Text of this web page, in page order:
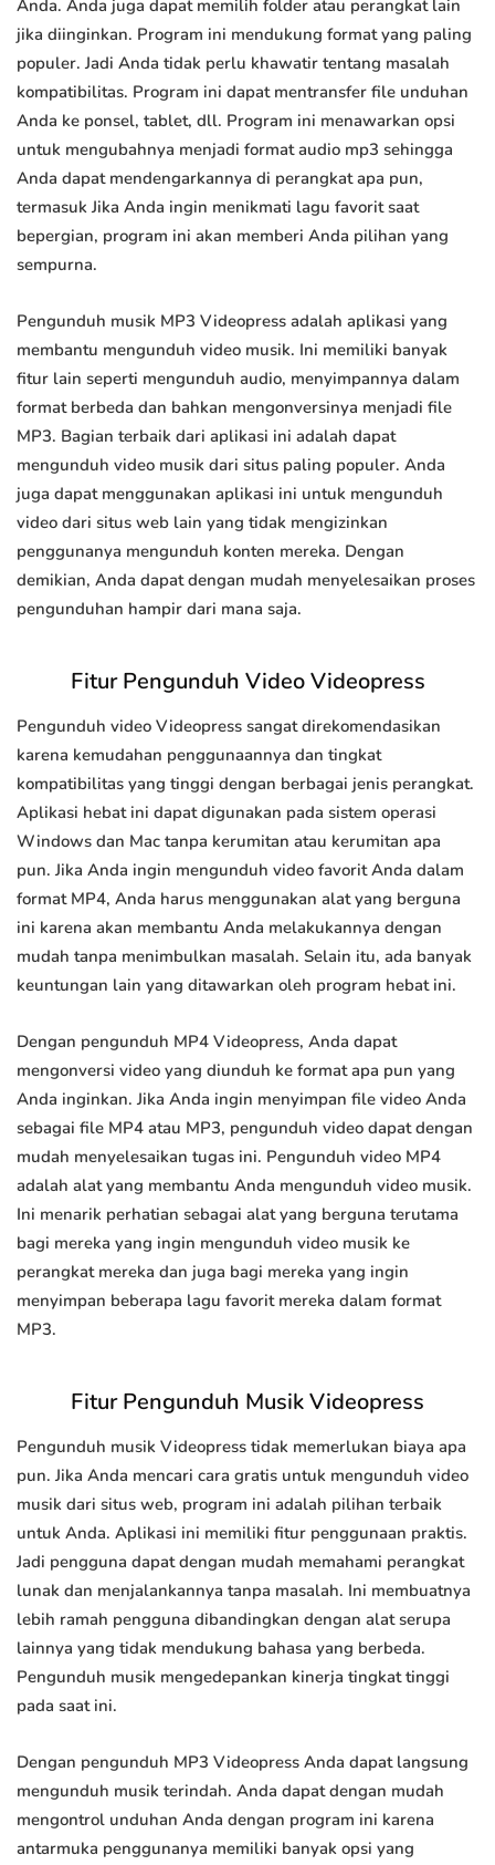
Anda. Anda juga dapat memilih folder atau perangkat lain
jika diinginkan. Program ini mendukung format yang paling
populer. Jadi Anda tidak perlu khawatir tentang masalah
kompatibilitas. Program ini dapat mentransfer file unduhan
Anda ke ponsel, tablet, dll. Program ini menawarkan opsi
untuk mengubahnya menjadi format audio mp3 sehingga
Anda dapat mendengarkannya di perangkat apa pun,
termasuk Jika Anda ingin menikmati lagu favorit saat
bepergian, program ini akan memberi Anda pilihan yang
sempurna.
Pengunduh musik MP3 Videopress adalah aplikasi yang
membantu mengunduh video musik. Ini memiliki banyak
fitur lain seperti mengunduh audio, menyimpannya dalam
format berbeda dan bahkan mengonversinya menjadi file
MP3. Bagian terbaik dari aplikasi ini adalah dapat
mengunduh video musik dari situs paling populer. Anda
juga dapat menggunakan aplikasi ini untuk mengunduh
video dari situs web lain yang tidak mengizinkan
penggunanya mengunduh konten mereka. Dengan
demikian, Anda dapat dengan mudah menyelesaikan proses
pengunduhan hampir dari mana saja.
Fitur Pengunduh Video Videopress
Pengunduh video Videopress sangat direkomendasikan
karena kemudahan penggunaannya dan tingkat
kompatibilitas yang tinggi dengan berbagai jenis perangkat.
Aplikasi hebat ini dapat digunakan pada sistem operasi
Windows dan Mac tanpa kerumitan atau kerumitan apa
pun. Jika Anda ingin mengunduh video favorit Anda dalam
format MP4, Anda harus menggunakan alat yang berguna
ini karena akan membantu Anda melakukannya dengan
mudah tanpa menimbulkan masalah. Selain itu, ada banyak
keuntungan lain yang ditawarkan oleh program hebat ini.
Dengan pengunduh MP4 Videopress, Anda dapat
mengonversi video yang diunduh ke format apa pun yang
Anda inginkan. Jika Anda ingin menyimpan file video Anda
sebagai file MP4 atau MP3, pengunduh video dapat dengan
mudah menyelesaikan tugas ini. Pengunduh video MP4
adalah alat yang membantu Anda mengunduh video musik.
Ini menarik perhatian sebagai alat yang berguna terutama
bagi mereka yang ingin mengunduh video musik ke
perangkat mereka dan juga bagi mereka yang ingin
menyimpan beberapa lagu favorit mereka dalam format
MP3.
Fitur Pengunduh Musik Videopress
Pengunduh musik Videopress tidak memerlukan biaya apa
pun. Jika Anda mencari cara gratis untuk mengunduh video
musik dari situs web, program ini adalah pilihan terbaik
untuk Anda. Aplikasi ini memiliki fitur penggunaan praktis.
Jadi pengguna dapat dengan mudah memahami perangkat
lunak dan menjalankannya tanpa masalah. Ini membuatnya
lebih ramah pengguna dibandingkan dengan alat serupa
lainnya yang tidak mendukung bahasa yang berbeda.
Pengunduh musik mengedepankan kinerja tingkat tinggi
pada saat ini.
Dengan pengunduh MP3 Videopress Anda dapat langsung
mengunduh musik terindah. Anda dapat dengan mudah
mengontrol unduhan Anda dengan program ini karena
antarmuka penggunanya memiliki banyak opsi yang